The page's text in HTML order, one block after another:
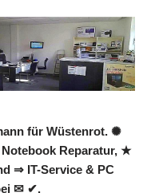
für Wüstenrot. ✺
Reparatur, ★
⇒ IT-Service & PC
✉ ✔.